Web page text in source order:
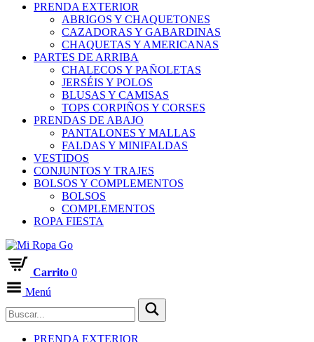
PRENDA EXTERIOR
ABRIGOS Y CHAQUETONES
CAZADORAS Y GABARDINAS
CHAQUETAS Y AMERICANAS
PARTES DE ARRIBA
CHALECOS Y PAÑOLETAS
JERSÉIS Y POLOS
BLUSAS Y CAMISAS
TOPS CORPIÑOS Y CORSES
PRENDAS DE ABAJO
PANTALONES Y MALLAS
FALDAS Y MINIFALDAS
VESTIDOS
CONJUNTOS Y TRAJES
BOLSOS Y COMPLEMENTOS
BOLSOS
COMPLEMENTOS
ROPA FIESTA
Carrito 0
Menú
PRENDA EXTERIOR